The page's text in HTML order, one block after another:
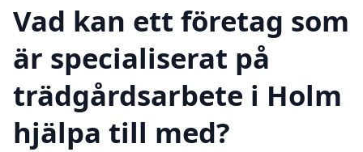
Vad kan ett företag som
är specialiserat på
trädgårdsarbete i Holm
hjälpa till med?